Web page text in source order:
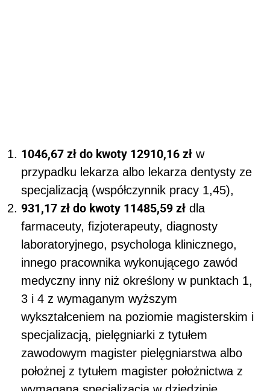
1046,67 zł do kwoty 12910,16 zł w
przypadku lekarza albo lekarza dentysty ze
specjalizacją (współczynnik pracy 1,45),
931,17 zł do kwoty 11485,59 zł dla
farmaceuty, fizjoterapeuty, diagnosty
laboratoryjnego, psychologa klinicznego,
innego pracownika wykonującego zawód
medyczny inny niż określony w punktach 1,
3 i 4 z wymaganym wyższym
wykształceniem na poziomie magisterskim i
specjalizacją, pielęgniarki z tytułem
zawodowym magister pielęgniarstwa albo
położnej z tytułem magister położnictwa z